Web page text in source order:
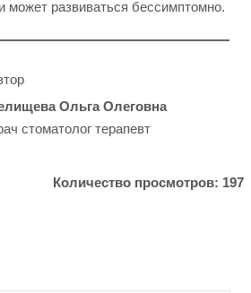
может развиваться бессимптомно.
Ольга Олеговна
стоматолог терапевт
Количество просмотров: 197